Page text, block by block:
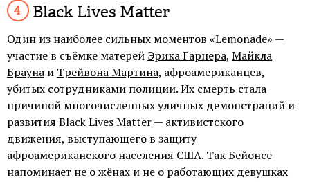
Black Lives Matter
Один из наиболее сильных моментов «Lemonade» —
участие в съёмке матерей Эрика Гарнера, Майкла
Брауна и Трейвона Мартина, афроамериканцев,
убитых сотрудниками полиции. Их смерть стала
причиной многочисленных уличных демонстраций и
развития Black Lives Matter— активистского
движения, выступающего в защиту
афроамериканского населения США. Так Бейонсе
напоминает не о жёнах и не о работающих девушках